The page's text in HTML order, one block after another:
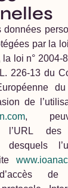
données
par la
loi n° 2004-
226-13 du
de
,
l’URL
desquels
de